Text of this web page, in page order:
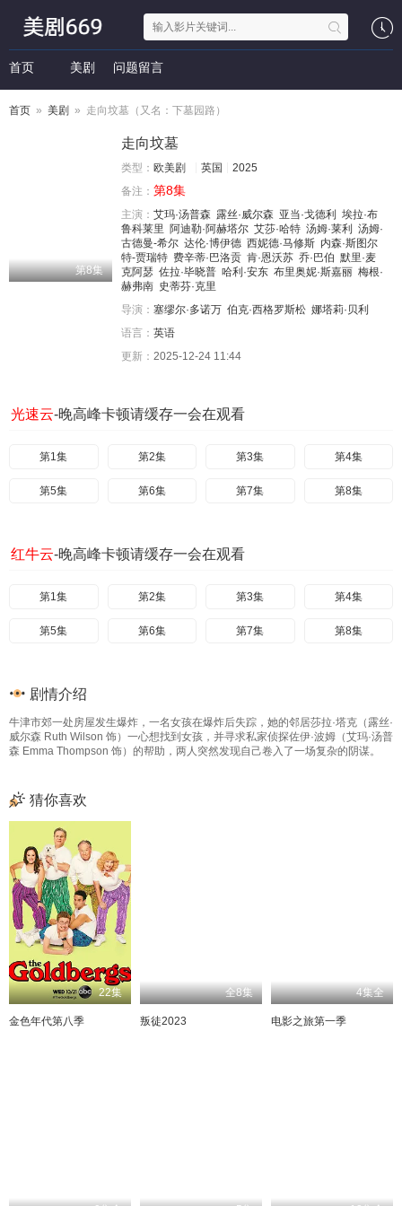
首页 美剧 问题留言
首页 » 美剧 » 走向坟墓（又名：下墓园路）
第8集
走向坟墓
类型： 欧美剧 英国
2025
备注： 第8集
主演： 艾玛·汤普森 露丝·威尔森 亚当·戈德利
埃拉·布
鲁科莱里 阿迪勒·阿赫塔尔 艾莎·哈特 汤姆·莱利
汤姆·
古德曼-希尔 达伦·博伊德 西妮德·马修斯 内森·斯图尔
特-贾瑞特 费辛蒂·巴洛贡 肯·恩沃苏 乔·巴伯 默里·麦
克阿瑟 佐拉·毕晓普 哈利·安东 布里奥妮·斯嘉丽 梅根·
赫弗南 史蒂芬·克里
导演： 塞缪尔·多诺万 伯克·西格罗斯松 娜塔莉·贝利
语言： 英语
更新： 2025-12-24 11:44
光速云-晚高峰卡顿请缓存一会在观看
第1集 第2集 第3集 第4集
第5集 第6集 第7集 第8集
红牛云-晚高峰卡顿请缓存一会在观看
第1集 第2集 第3集 第4集
第5集 第6集 第7集 第8集
剧情介绍
牛津市郊一处房屋发生爆炸，一名女孩在爆炸后失踪，她的邻居莎拉·塔克（露丝·
威尔森 Ruth Wilson 饰）一心想找到女孩，并寻求私家侦探佐伊·波姆（艾玛·汤普
森 Emma Thompson 饰）的帮助，两人突然发现自己卷入了一场复杂的阴谋。
猜你喜欢
22集
金色年代第八季
全8集
叛徒2023
4集全
电影之旅第一季